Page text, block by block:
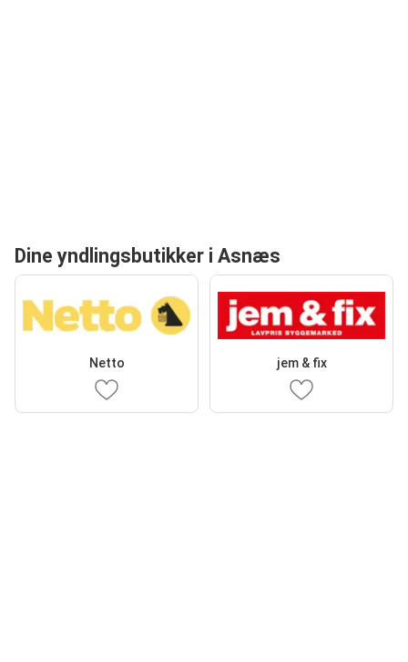
Dine yndlingsbutikker i Asnæs
Netto jem & fix